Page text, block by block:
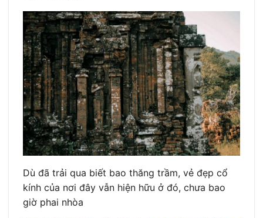
Dù đã trải qua biết bao thăng trầm, vẻ đẹp cổ
kính của nơi đây vẫn hiện hữu ở đó, chưa bao
giờ phai nhòa